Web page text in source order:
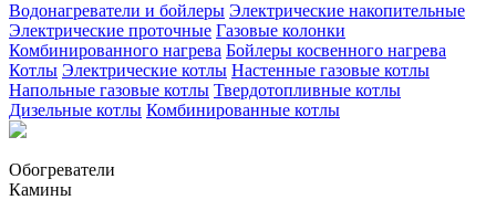
Водонагреватели и бойлеры Электрические накопительные
Электрические проточные Газовые колонки
Комбинированного нагрева Бойлеры косвенного нагрева
Котлы Электрические котлы Настенные газовые котлы
Напольные газовые котлы Твердотопливные котлы
Дизельные котлы Комбинированные котлы
Обогреватели
Камины